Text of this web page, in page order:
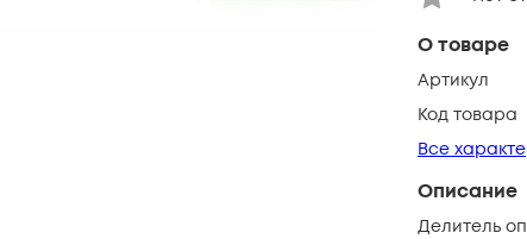
О товаре
Артикул
Код товара
Все
Описание
Делитель